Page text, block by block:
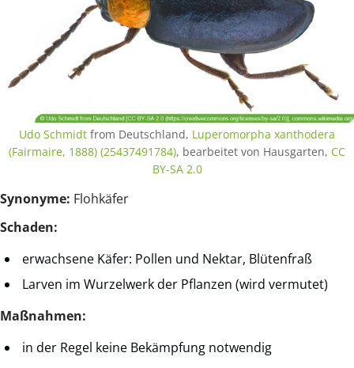
Udo Schmidt from Deutschland, Luperomorpha xanthodera
(Fairmaire, 1888) (25437491784), bearbeitet von Hausgarten, CC
BY-SA 2.0
Synonyme: Flohkäfer
Schaden:
erwachsene Käfer: Pollen und Nektar, Blütenfraß
Larven im Wurzelwerk der Pflanzen (wird vermutet)
Maßnahmen:
in der Regel keine Bekämpfung notwendig